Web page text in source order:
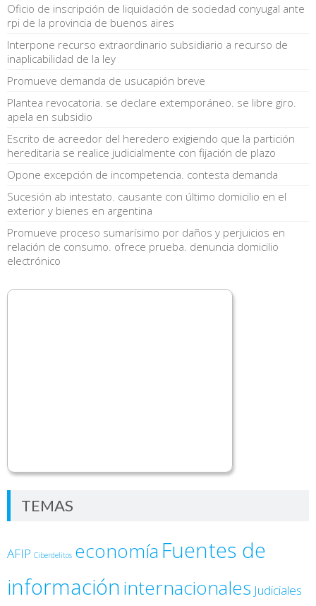
Oficio de inscripción de liquidación de sociedad conyugal ante
rpi de la provincia de buenos aires
Interpone recurso extraordinario subsidiario a recurso de
inaplicabilidad de la ley
Promueve demanda de usucapión breve
Plantea revocatoria. se declare extemporáneo. se libre giro.
apela en subsidio
Escrito de acreedor del heredero exigiendo que la partición
hereditaria se realice judicialmente con fijación de plazo
Opone excepción de incompetencia. contesta demanda
Sucesión ab intestato. causante con último domicilio en el
exterior y bienes en argentina
Promueve proceso sumarísimo por daños y perjuicios en
relación de consumo. ofrece prueba. denuncia domicilio
electrónico
TEMAS
AFIP Ciberdelitos economía Fuentes de
informacióninternacionales Judiciales